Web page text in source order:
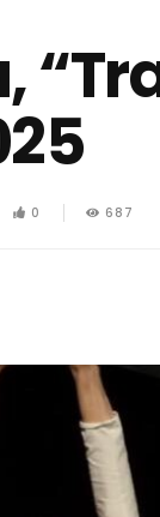
0 687